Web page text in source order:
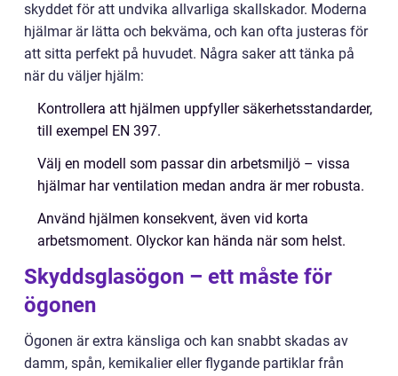
skyddet för att undvika allvarliga skallskador. Moderna
hjälmar är lätta och bekväma, och kan ofta justeras för
att sitta perfekt på huvudet. Några saker att tänka på
när du väljer hjälm:
Kontrollera att hjälmen uppfyller säkerhetsstandarder,
till exempel EN 397.
Välj en modell som passar din arbetsmiljö – vissa
hjälmar har ventilation medan andra är mer robusta.
Använd hjälmen konsekvent, även vid korta
arbetsmoment. Olyckor kan hända när som helst.
Skyddsglasögon – ett måste för
ögonen
Ögonen är extra känsliga och kan snabbt skadas av
damm, spån, kemikalier eller flygande partiklar från